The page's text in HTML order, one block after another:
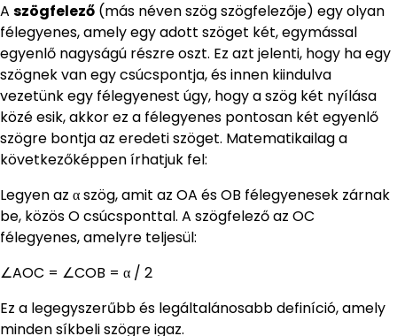
A szögfelező (más néven szög szögfelezője) egy olyan
félegyenes, amely egy adott szöget két, egymással
egyenlő nagyságú részre oszt. Ez azt jelenti, hogy ha egy
szögnek van egy csúcspontja, és innen kiindulva
vezetünk egy félegyenest úgy, hogy a szög két nyílása
közé esik, akkor ez a félegyenes pontosan két egyenlő
szögre bontja az eredeti szöget. Matematikailag a
következőképpen írhatjuk fel:
Legyen az α szög, amit az OA és OB félegyenesek zárnak
be, közös O csúcsponttal. A szögfelező az OC
félegyenes, amelyre teljesül:
∠AOC = ∠COB = α / 2
Ez a legegyszerűbb és legáltalánosabb definíció, amely
minden síkbeli szögre igaz.